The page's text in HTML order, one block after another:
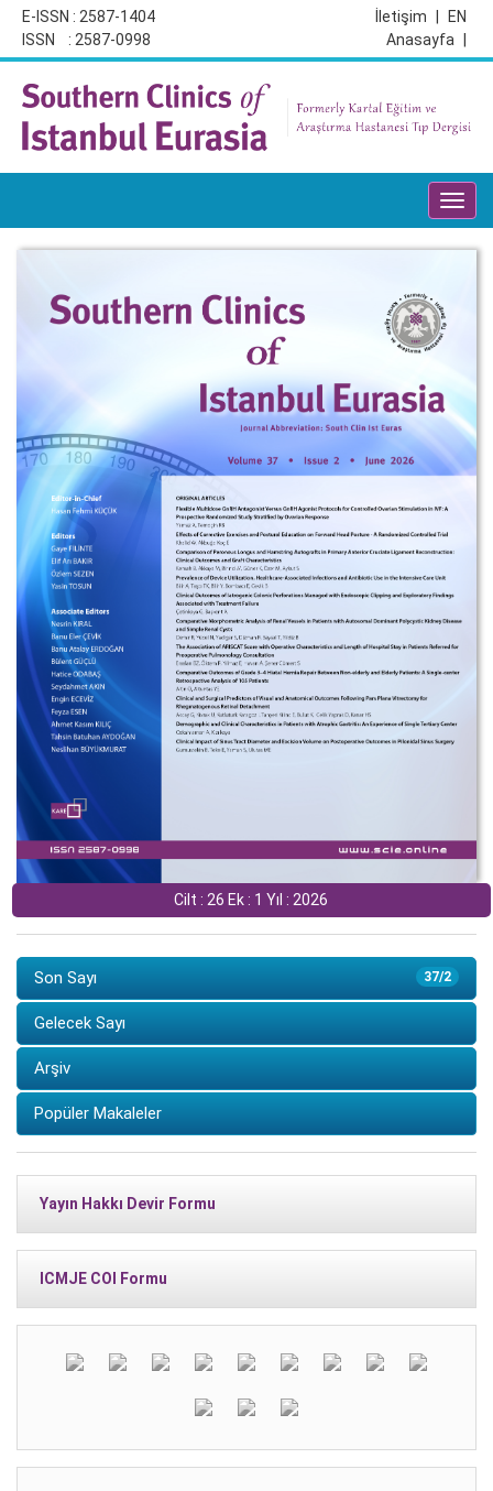
E-ISSN : 2587-1404
ISSN : 2587-0998
EN
İletişim
Anasayfa
Cilt : 26 Ek : 1 Yıl : 2026
37/2
Son Sayı
Gelecek Sayı
Arşiv
Popüler Makaleler
Yayın Hakkı Devir Formu
ICMJE COI Formu